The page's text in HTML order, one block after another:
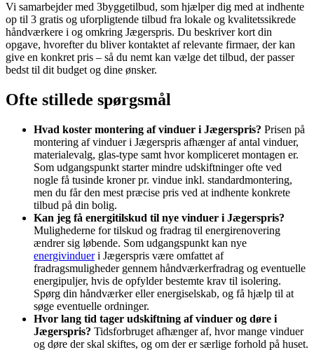
Vi samarbejder med 3byggetilbud, som hjælper dig med at indhente
op til 3 gratis og uforpligtende tilbud fra lokale og kvalitetssikrede
håndværkere i og omkring Jægerspris. Du beskriver kort din
opgave, hvorefter du bliver kontaktet af relevante firmaer, der kan
give en konkret pris – så du nemt kan vælge det tilbud, der passer
bedst til dit budget og dine ønsker.
Ofte stillede spørgsmål
Hvad koster montering af vinduer i Jægerspris? Prisen på
montering af vinduer i Jægerspris afhænger af antal vinduer,
materialevalg, glas-type samt hvor kompliceret montagen er.
Som udgangspunkt starter mindre udskiftninger ofte ved
nogle få tusinde kroner pr. vindue inkl. standardmontering,
men du får den mest præcise pris ved at indhente konkrete
tilbud på din bolig.
Kan jeg få energitilskud til nye vinduer i Jægerspris?
Mulighederne for tilskud og fradrag til energirenovering
ændrer sig løbende. Som udgangspunkt kan nye
energivindueri Jægerspris være omfattet af
fradragsmuligheder gennem håndværkerfradrag og eventuelle
energipuljer, hvis de opfylder bestemte krav til isolering.
Spørg din håndværker eller energiselskab, og få hjælp til at
søge eventuelle ordninger.
Hvor lang tid tager udskiftning af vinduer og døre i
Jægerspris? Tidsforbruget afhænger af, hvor mange vinduer
og døre der skal skiftes, og om der er særlige forhold på huset.